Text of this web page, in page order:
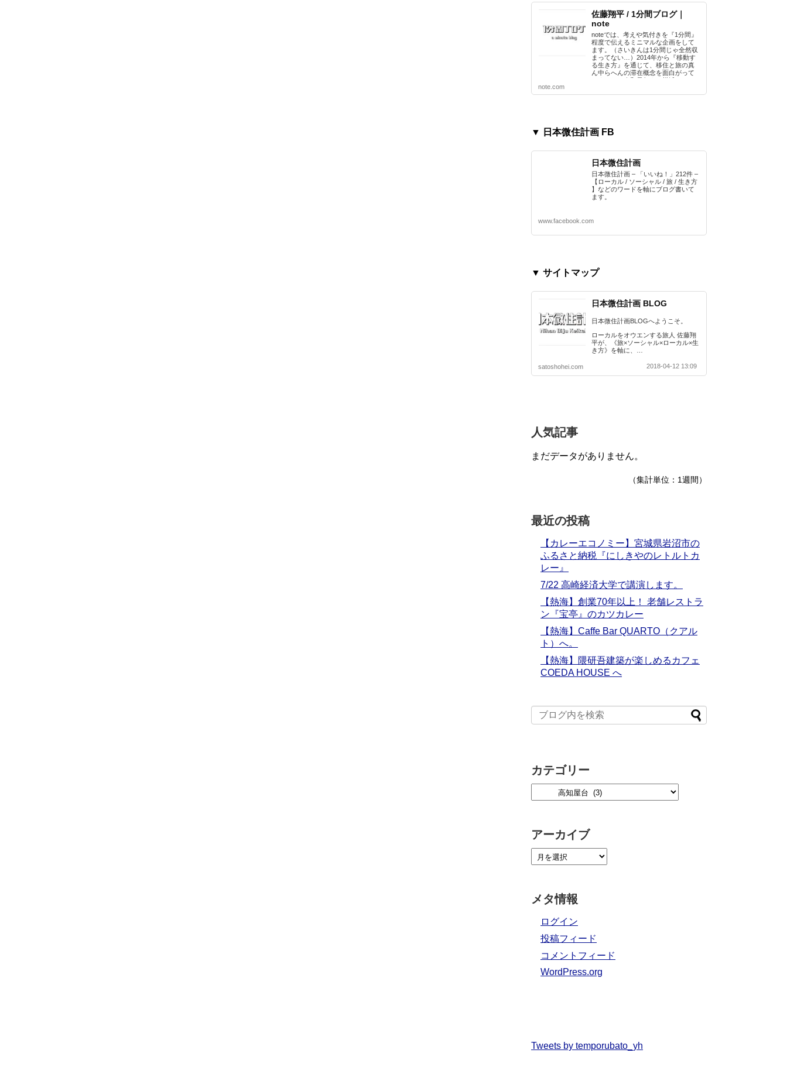
佐藤翔平 / 1分間ブログ｜
note
noteでは、考えや気付きを『1分間』
程度で伝えるミニマルな企画をして
ます。（さいきんは1分間じゃ全然収
まってない…）2014年から『移動す
る生き方』を通じて、移住と旅の真
ん中らへんの滞在概念を面白がって
ます。
note.com
▼ 日本微住計画 FB
日本微住計画
日本微住計画 – 「いいね！」212件 –
【ローカル / ソーシャル / 旅 / 生き方
】などのワードを軸にブログ書いて
ます。
www.facebook.com
▼ サイトマップ
日本微住計画 BLOG
日本微住計画BLOGへようこそ。
ローカルをオウエンする旅人 佐藤翔
平が、《旅×ソーシャル×ローカル×生
き方》を軸に、…
satoshohei.com 2018-04-12 13:09
人気記事
まだデータがありません。
（集計単位：1週間）
最近の投稿
【カレーエコノミー】宮城県岩沼市の
ふるさと納税『にしきやのレトルトカ
レー』
7/22 高崎経済大学で講演します。
【熱海】創業70年以上！ 老舗レストラ
ン『宝亭』のカツカレー
【熱海】Caffe Bar QUARTO（クアル
ト）へ。
【熱海】隈研吾建築が楽しめるカフェ
COEDA HOUSE へ
カテゴリー
アーカイブ
メタ情報
ログイン
投稿フィード
コメントフィード
WordPress.org
Tweets by temporubato_yh